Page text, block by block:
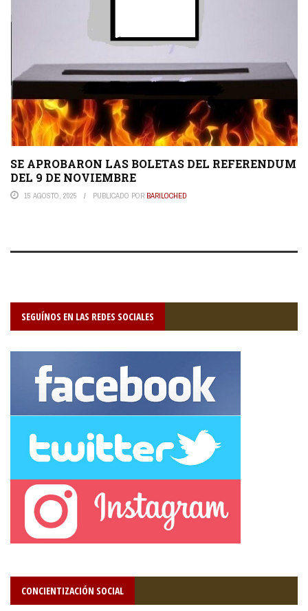
SE APROBARON LAS BOLETAS DEL REFERENDUM
DEL 9 DE NOVIEMBRE
15 AGOSTO, 2025 PUBLICADO POR BARILOCHED
SEGUÍNOS EN LAS REDES SOCIALES
CONCIENTIZACIÓN SOCIAL